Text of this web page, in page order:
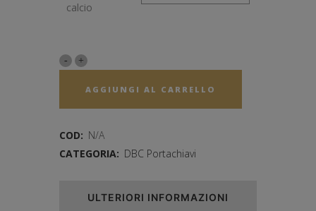
calcio
AGGIUNGI AL CARRELLO
COD: N/A
CATEGORIA: DBC Portachiavi
ULTERIORI INFORMAZIONI